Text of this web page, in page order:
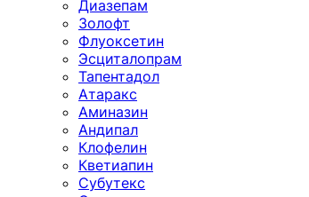
Диазепам
Золофт
Флуоксетин
Эсциталопрам
Тапентадол
Атаракс
Аминазин
Андипал
Клофелин
Кветиапин
Субутекс